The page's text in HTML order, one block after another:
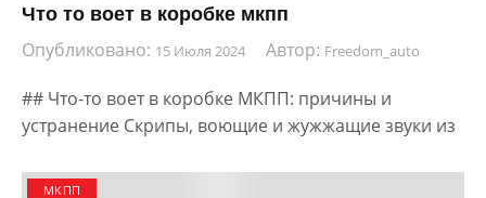
Что то воет в коробке мкпп
Опубликовано: 15 Июля 2024 Автор: Freedom_auto
## Что-то воет в коробке МКПП: причины и
устранение Скрипы, воющие и жужжащие звуки из
МКПП